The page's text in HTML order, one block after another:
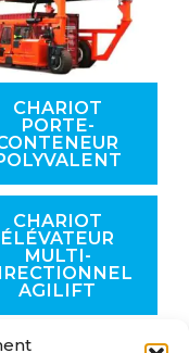
CHARIOT
PORTE-
CHARIOT
ÉLÉVATEUR
MULTI-
AGILIFT